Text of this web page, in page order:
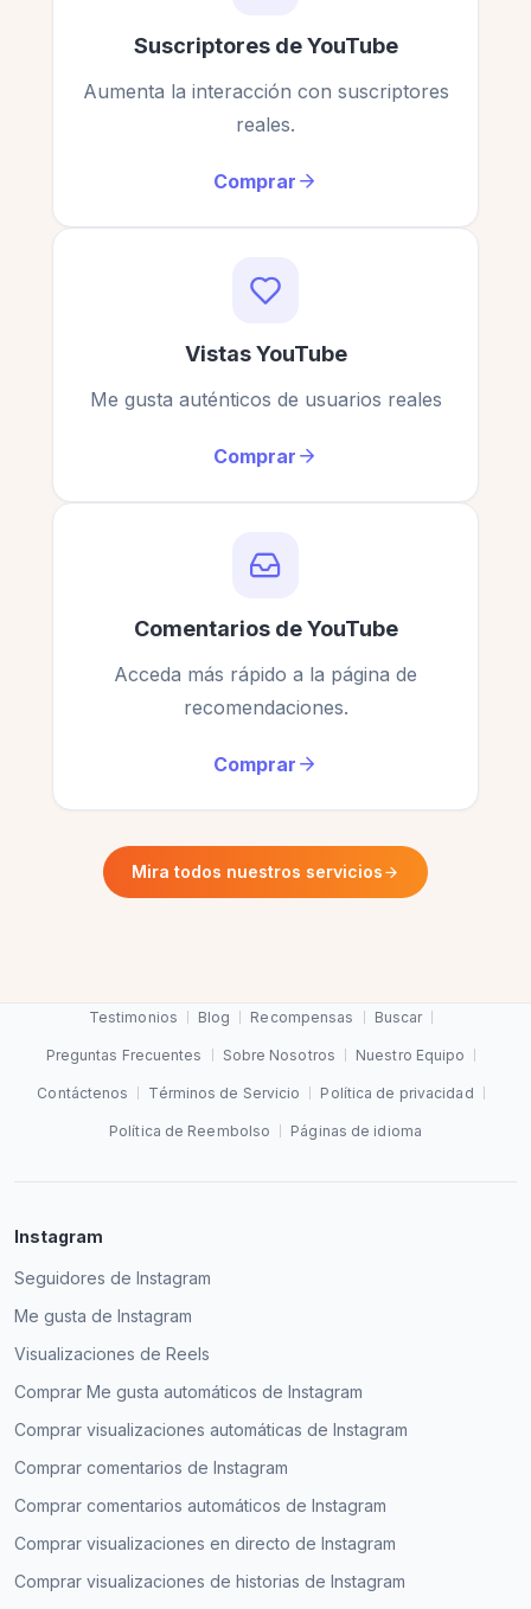
Cliente verificado
Buenos resultados y un servicio al cliente atento.
Suscriptores de YouTube
Aumenta la interacción con suscriptores
reales.
Comprar
Vistas YouTube
Me gusta auténticos de usuarios reales
Comprar
Comentarios de YouTube
Acceda más rápido a la página de
recomendaciones.
Comprar
Mira todos nuestros servicios
Testimonios Blog Recompensas Buscar
Preguntas Frecuentes Sobre Nosotros Nuestro Equipo
Contáctenos Términos de Servicio Política de privacidad
Política de Reembolso Páginas de idioma
Instagram
Seguidores de Instagram
Me gusta de Instagram
Visualizaciones de Reels
Comprar Me gusta automáticos de Instagram
Comprar visualizaciones automáticas de Instagram
Comprar comentarios de Instagram
Comprar comentarios automáticos de Instagram
Comprar visualizaciones en directo de Instagram
Comprar visualizaciones de historias de Instagram